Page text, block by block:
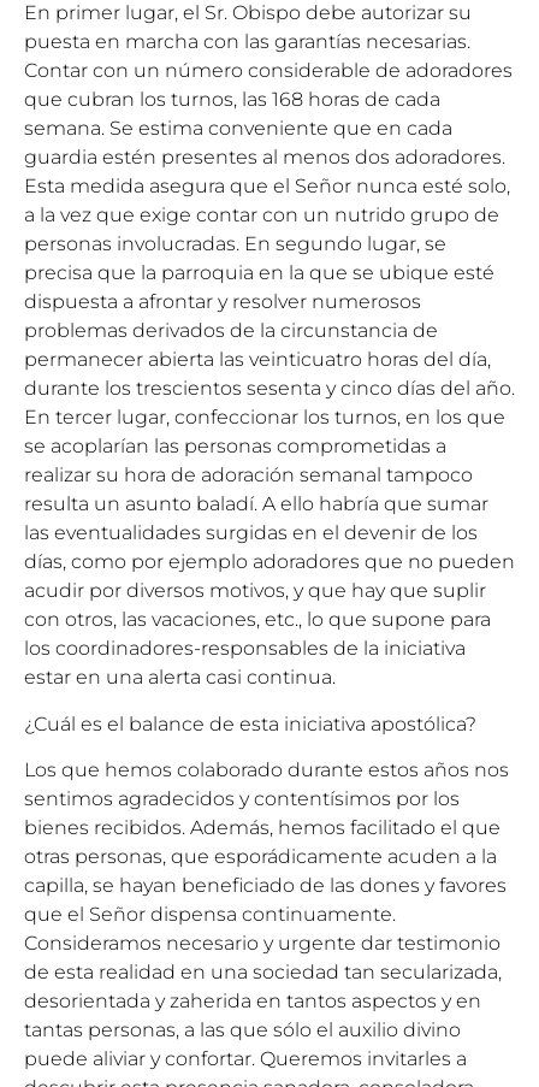
En primer lugar, el Sr. Obispo debe autorizar su
puesta en marcha con las garantías necesarias.
Contar con un número considerable de adoradores
que cubran los turnos, las 168 horas de cada
semana. Se estima conveniente que en cada
guardia estén presentes al menos dos adoradores.
Esta medida asegura que el Señor nunca esté solo,
a la vez que exige contar con un nutrido grupo de
personas involucradas. En segundo lugar, se
precisa que la parroquia en la que se ubique esté
dispuesta a afrontar y resolver numerosos
problemas derivados de la circunstancia de
permanecer abierta las veinticuatro horas del día,
durante los trescientos sesenta y cinco días del año.
En tercer lugar, confeccionar los turnos, en los que
se acoplarían las personas comprometidas a
realizar su hora de adoración semanal tampoco
resulta un asunto baladí. A ello habría que sumar
las eventualidades surgidas en el devenir de los
días, como por ejemplo adoradores que no pueden
acudir por diversos motivos, y que hay que suplir
con otros, las vacaciones, etc., lo que supone para
los coordinadores-responsables de la iniciativa
estar en una alerta casi continua.
¿Cuál es el balance de esta iniciativa apostólica?
Los que hemos colaborado durante estos años nos
sentimos agradecidos y contentísimos por los
bienes recibidos. Además, hemos facilitado el que
otras personas, que esporádicamente acuden a la
capilla, se hayan beneficiado de las dones y favores
que el Señor dispensa continuamente.
Consideramos necesario y urgente dar testimonio
de esta realidad en una sociedad tan secularizada,
desorientada y zaherida en tantos aspectos y en
tantas personas, a las que sólo el auxilio divino
puede aliviar y confortar. Queremos invitarles a